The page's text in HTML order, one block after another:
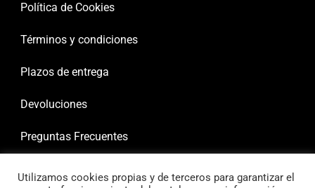
Política de Cookies
Términos y condiciones
Plazos de entrega
Devoluciones
Preguntas Frecuentes
Utilizamos cookies propias y de terceros para garantizar el